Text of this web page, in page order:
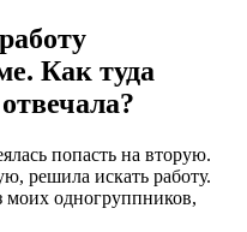
Как туда
попасть на вторую.
решила искать работу.
моих одногруппников,